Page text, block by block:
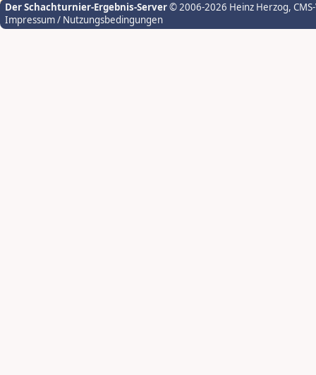
Der Schachturnier-Ergebnis-Server© 2006-2026 Heinz Herzog,
Impressum / Nutzungsbedingungen